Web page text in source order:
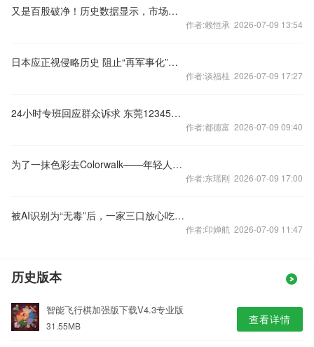
又是百股破净！历史数据显示，市场底已越来越近
作者:赖恒承 2026-07-09 13:54
日本应正视侵略历史 阻止“再军事化”进程
作者:谈福桂 2026-07-09 17:27
24小时专班回应群众诉求 东莞12345扩容提质
作者:都德富 2026-07-09 09:40
为了一抹色彩去Colorwalk——年轻人这样去旅行（下）
作者:东瑶刚 2026-07-09 17:00
被AI识别为“无毒”后，一家三口放心吃下剧毒蘑菇！9岁男孩肝衰竭进ICU抢救8天…
作者:印婵航 2026-07-09 11:47
历史版本
智能飞行棋加强版下载V4.3专业版
31.55MB 查看详情